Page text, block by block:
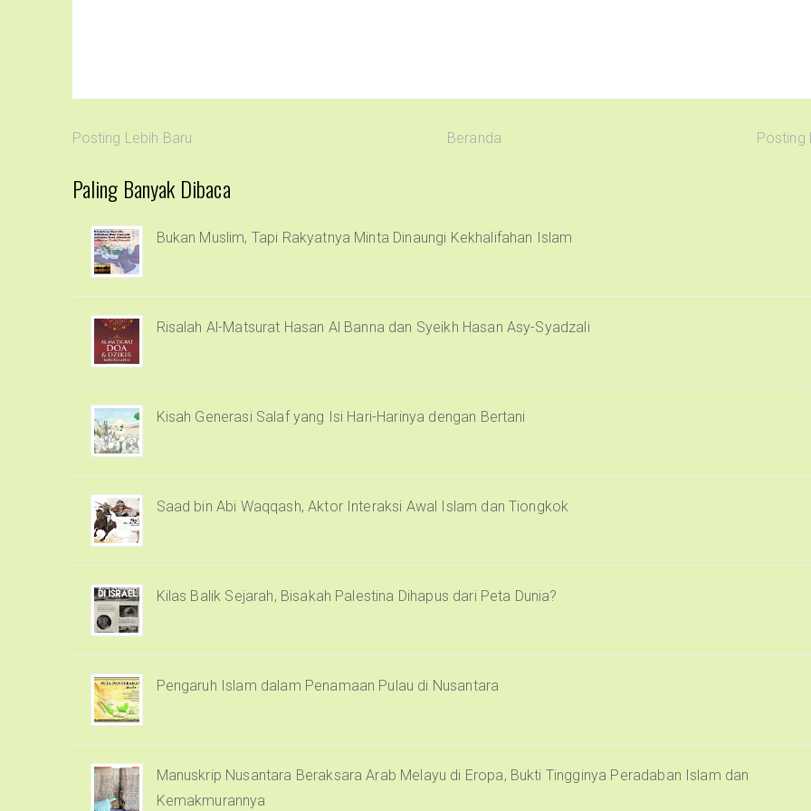
Posting Lebih Baru Beranda Posting
Paling Banyak Dibaca
Bukan Muslim, Tapi Rakyatnya Minta Dinaungi Kekhalifahan Islam
Risalah Al-Matsurat Hasan Al Banna dan Syeikh Hasan Asy-Syadzali
Kisah Generasi Salaf yang Isi Hari-Harinya dengan Bertani
Saad bin Abi Waqqash, Aktor Interaksi Awal Islam dan Tiongkok
Kilas Balik Sejarah, Bisakah Palestina Dihapus dari Peta Dunia?
Pengaruh Islam dalam Penamaan Pulau di Nusantara
Manuskrip Nusantara Beraksara Arab Melayu di Eropa, Bukti Tingginya Peradaban Islam dan
Kemakmurannya